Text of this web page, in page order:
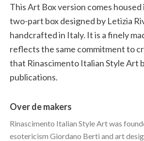
This Art Box version comes housed
two-part box designed by Letizia
handcrafted in Italy. It is a finely
reflects the same commitment to
that Rinascimento Italian Style Art
publications.
Over de makers
Rinascimento Italian Style Art was
esotericism Giordano Berti and art